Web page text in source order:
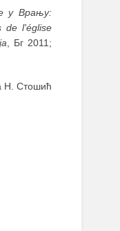
у Врању:
de l'église
, Бг 2011;
Стошић